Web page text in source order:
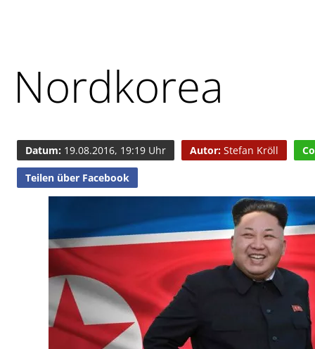
Nordkorea
Datum: 19.08.2016, 19:19 Uhr Autor:Stefan Kröll
Teilen über Facebook